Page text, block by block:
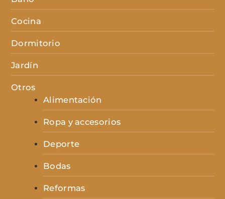
Cocina
Dormitorio
Jardín
Otros
Alimentación
Ropa y accesorios
Deporte
Bodas
Reformas